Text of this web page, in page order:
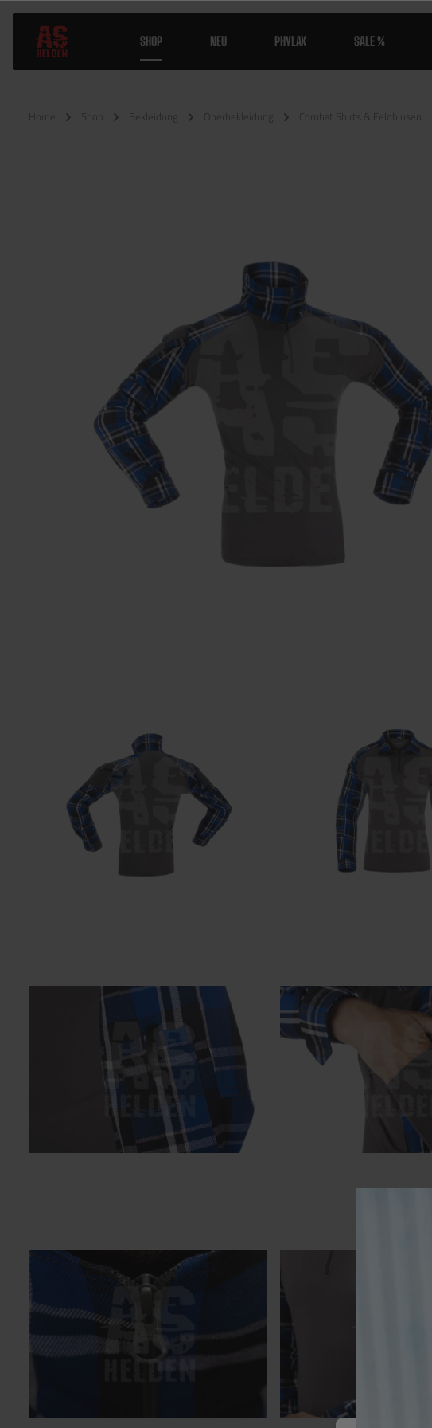
SHOP NEU PHYLAX SALE %
Home Shop Bekleidung Oberbekleidung Combat Shirts & Feldblusen